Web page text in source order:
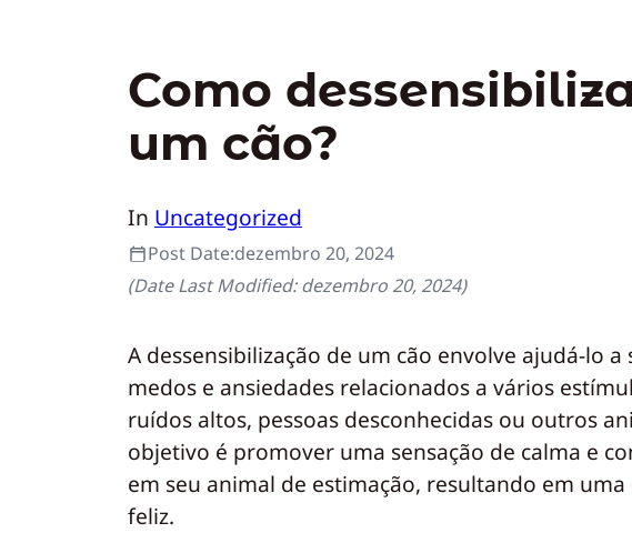
Como
um cão?
In Uncategorized
Post Date:dezembro 20, 2024
(Date Last Modified:dezembro 20, 2024)
A dessensibilização de um cão envolve ajudá-lo a
medos e ansiedades relacionados a vários
ruídos altos, pessoas desconhecidas ou outros
objetivo é promover uma sensação de calma e
em seu animal de estimação, resultando em uma
feliz.